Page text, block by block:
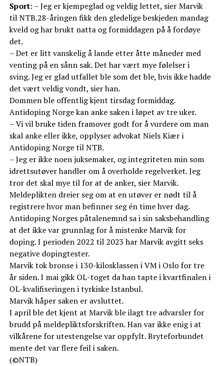
Sport: – Jeg er kjempeglad og veldig lettet, sier Marvik
til NTB.28-åringen fikk den gledelige beskjeden mandag
kveld og har brukt natta og formiddagen på å fordøye
det.
– Det er litt vanskelig å lande etter åtte måneder med
venting på en sånn sak. Det har vært mye følelser i
sving. Jeg er glad utfallet ble som det ble, hvis ikke hadde
det vært veldig vondt, sier han.
Dommen ble offentlig kjent tirsdag formiddag.
Antidoping Norge kan anke saken i løpet av tre uker.
– Vi vil bruke tiden framover godt for å vurdere om man
skal anke eller ikke, opplyser advokat Niels Kiær i
Antidoping Norge til NTB.
– Jeg er ikke noen juksemaker, og integriteten min som
idrettsutøver handler om å overholde regelverket. Jeg
tror det skal mye til for at de anker, sier Marvik.
Meldeplikten dreier seg om at en utøver er nødt til å
registrere hvor man befinner seg én time hver dag.
Antidoping Norges påtalenemnd sa i sin saksbehandling
at det ikke var grunnlag for å mistenke Marvik for
doping. I perioden 2022 til 2023 har Marvik avgitt seks
negative dopingtester.
Marvik tok bronse i 130-kilosklassen i VM i Oslo for tre
år siden. I mai gikk OL-toget da han tapte i kvartfinalen i
OL-kvalifiseringen i tyrkiske Istanbul.
Marvik håper saken er avsluttet.
I april ble det kjent at Marvik ble ilagt tre advarsler for
brudd på meldepliktsforskriften. Han var ikke enig i at
vilkårene for utestengelse var oppfylt. Bryteforbundet
mente det var flere feil i saken.
(©NTB)